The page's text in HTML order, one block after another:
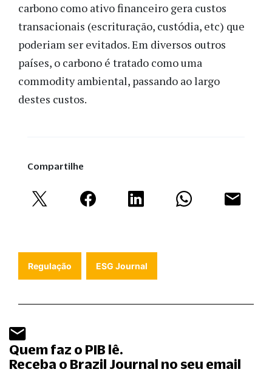
carbono como ativo financeiro gera custos
transacionais (escrituração, custódia, etc) que
poderiam ser evitados. Em diversos outros
países, o carbono é tratado como uma
commodity ambiental, passando ao largo
destes custos.
Compartilhe
Regulação ESG Journal
Quem faz o PIB lê.
Receba o Brazil Journal no seu email